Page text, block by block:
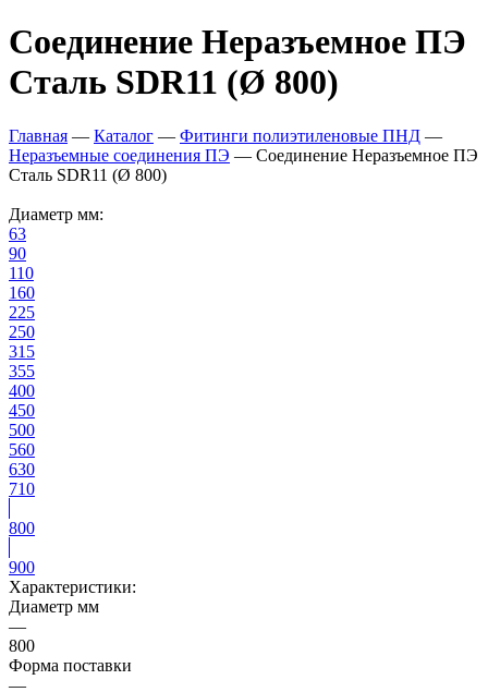
Соединение Неразъемное ПЭ
Сталь SDR11 (Ø 800)
Главная — Каталог — Фитинги полиэтиленовые ПНД —
Неразъемные соединения ПЭ — Соединение Неразъемное ПЭ
Сталь SDR11 (Ø 800)
Диаметр мм:
63
90
110
160
225
250
315
355
400
450
500
560
630
710
800
900
Характеристики:
Диаметр мм
—
800
Форма поставки
—